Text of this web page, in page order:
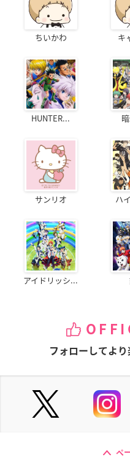
ちいかわ キ
HUNTER...
サンリオ ハ
アイドリッシ...
フォローしてより
ペ